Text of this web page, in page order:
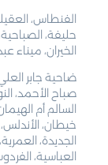
الفنطاس،
حليفة،
الخيران، ميناء
ضاحية جابر
صباح الأحمد،
السالم أم
خيطان،
الجديدة،
العباسية،